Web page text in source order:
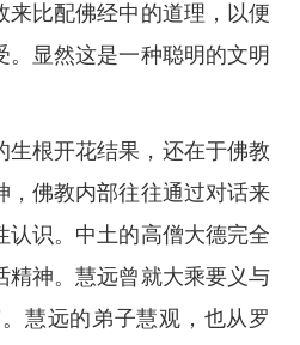
来比配佛经中的道理，以便
。显然这是一种聪明的文明
生根开花结果，还在于佛教
，佛教内部往往通过对话来
认识。中土的高僧大德完全
精神。慧远曾就大乘要义与
慧远的弟子慧观，也从罗